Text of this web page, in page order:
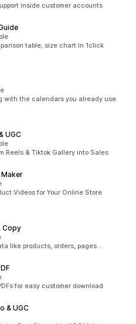
inside customer accounts
table, size chart in 1click
with the calendars you already use
UGC
Reels & Tiktok Gallery into Sales
Videos for Your Online Store
Copy
like products, orders, pages...
for easy customer download
& UGC